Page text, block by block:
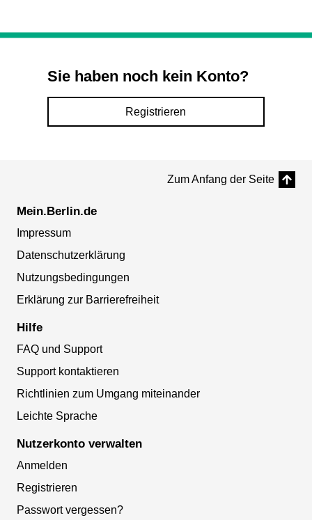
Sie haben noch kein Konto?
Registrieren
Zum Anfang der Seite
Mein.Berlin.de
Impressum
Datenschutzerklärung
Nutzungsbedingungen
Erklärung zur Barrierefreiheit
Hilfe
FAQ und Support
Support kontaktieren
Richtlinien zum Umgang miteinander
Leichte Sprache
Nutzerkonto verwalten
Anmelden
Registrieren
Passwort vergessen?